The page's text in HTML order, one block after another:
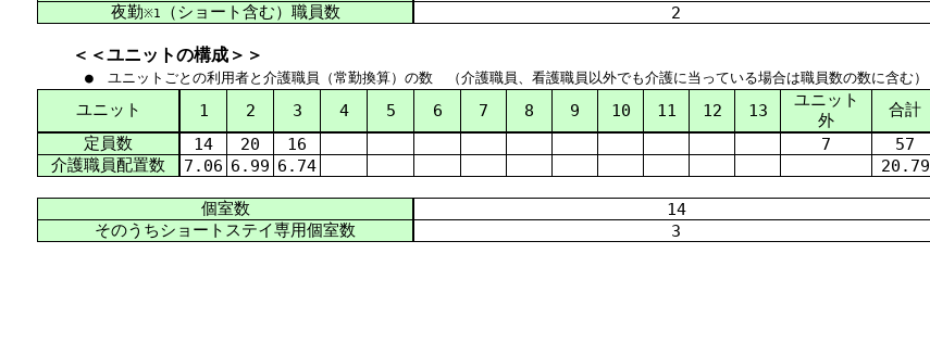
夜勤※1 （ショート含む）職員数 2
＜＜ユニットの構成＞＞
● ユニットごとの利用者と介護職員（常勤換算）の数 （介護職員、看護職員以外でも介護に当っている場合は職員数の数に含む）
ユニット 1 2 3 4 5 6 7 8 9 10 11 12 13
ユニット
合計
外
定員数
14 20 16 7
57
介護職員配置数 7.06 6.99 6.74 20.79
個室数
14
そのうちショートステイ専用個室数
3